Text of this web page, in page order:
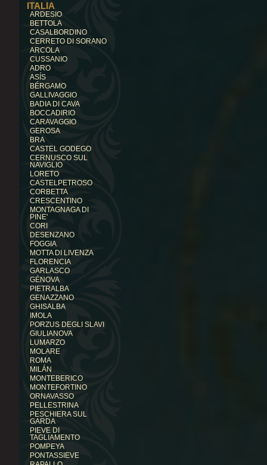
ITALIA
ARDESIO
BETTOLA
CASALBORDINO
CERRETO DI SORANO
ARCOLA
CUSSANIO
ADRO
ASÍS
BÉRGAMO
GALLIVAGGIO
BADIA DI CAVA
BOCCADIRIO
CARAVAGGIO
GEROSA
BRA
CASTEL GODEGO
CERNUSCO SUL
NAVIGLIO
LORETO
CASTELPETROSO
CORBETTA
CRESCENTINO
MONTAGNAGA DI
PINE'
CORI
DESENZANO
FOGGIA
MOTTA DI LIVENZA
FLORENCIA
GARLASCO
GÉNOVA
PIETRALBA
GENAZZANO
GHISALBA
IMOLA
PORZUS DEGLI SLAVI
GIULIANOVA
LUMARZO
MOLARE
ROMA
MILÁN
MONTEBERICO
MONTEFORTINO
ORNAVASSO
PELLESTRINA
PESCHIERA SUL
GARDA
PIEVE DI
TAGLIAMENTO
POMPEYA
PONTASSIEVE